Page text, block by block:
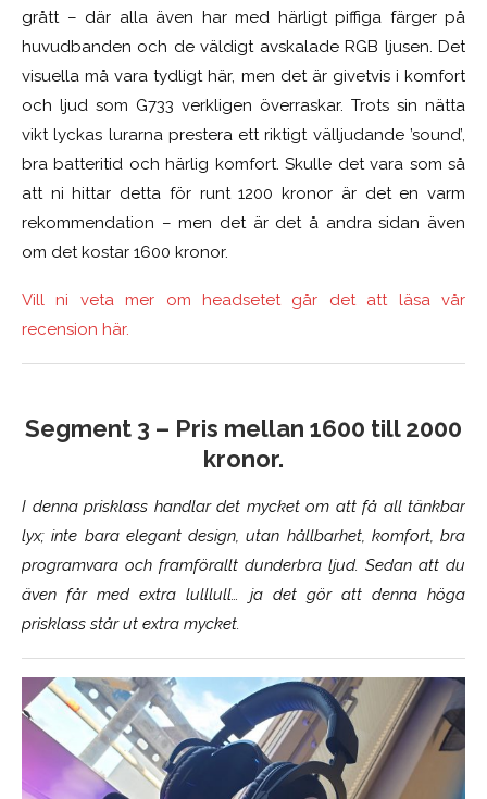
grått – där alla även har med härligt piffiga färger på
huvudbanden och de väldigt avskalade RGB ljusen. Det
visuella må vara tydligt här, men det är givetvis i komfort
och ljud som G733 verkligen överraskar. Trots sin nätta
vikt lyckas lurarna prestera ett riktigt välljudande ’sound’,
bra batteritid och härlig komfort. Skulle det vara som så
att ni hittar detta för runt 1200 kronor är det en varm
rekommendation – men det är det å andra sidan även
om det kostar 1600 kronor.
Vill ni veta mer om headsetet går det att läsa vår
recension här.
Segment 3 – Pris mellan 1600 till 2000
kronor.
I denna prisklass handlar det mycket om att få all tänkbar
lyx; inte bara elegant design, utan hållbarhet, komfort, bra
programvara och framförallt dunderbra ljud. Sedan att du
även får med extra lulllull… ja det gör att denna höga
prisklass står ut extra mycket.